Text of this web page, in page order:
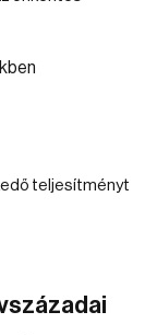
teljesítményt